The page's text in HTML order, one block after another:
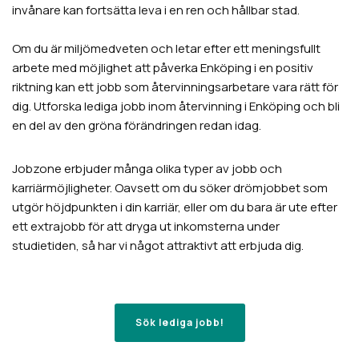
invånare kan fortsätta leva i en ren och hållbar stad.
Om du är miljömedveten och letar efter ett meningsfullt
arbete med möjlighet att påverkaEnköpingi en positiv
riktning kan ett jobb som återvinningsarbetare vara rätt för
dig. Utforska lediga jobb inom återvinning iEnköpingoch bli
en del av den gröna förändringen redan idag.
Jobzone erbjuder många olika typer av jobb och
karriärmöjligheter. Oavsett om du söker drömjobbet som
utgör höjdpunkten i din karriär, eller om du bara är ute efter
ett extrajobb för att dryga ut inkomsterna under
studietiden, så har vi något attraktivt att erbjuda dig.
Sök lediga jobb!